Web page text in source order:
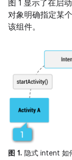
图 1 显示了在启
对象明确指定某
该组件。
图 1. 隐式 intent 如